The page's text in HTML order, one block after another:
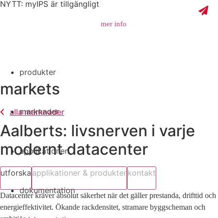
NYTT: myIPS är tillgängligt
mer info
stäng
produkter
marknader
applikationer
dokumentation
markets
alla marknader
Aalberts: livsnerven i varje
modernt datacenter
utforska applikationer & produkterkontakt
Datacenter kräver absolut säkerhet när det gäller prestanda, drifttid och
energieffektivitet. Ökande rackdensitet, stramare byggscheman och